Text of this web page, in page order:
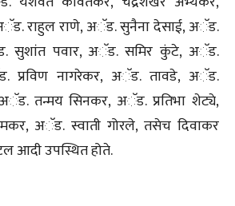
राहुल राणे, अॅड. सुनैना देसाई, अॅड.
सुशांत पवार, अॅड. समिर कुंटे, अॅड.
प्रविण नागरेकर, अॅड. तावडे, अॅड.
तन्मय सिनकर, अॅड. प्रतिभा शेट्ये,
अॅड. स्वाती गोरले, तसेच दिवाकर
आदी उपस्थित होते.